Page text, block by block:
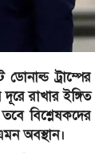
ডোনাল্ড ট্রাম্পের
রাখার ইঙ্গিত
তবে বিশ্লেষকদের
অবস্থান।